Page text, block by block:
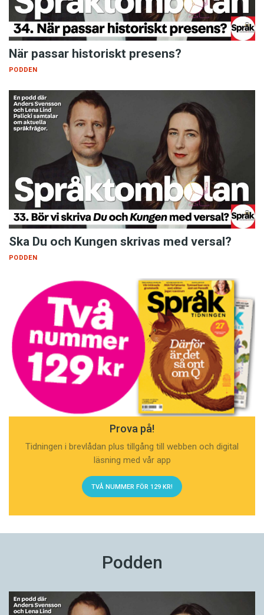
När passar historiskt presens?
PODDEN
Ska Du och Kungen skrivas med versal?
PODDEN
Prova på!
Tidningen i brevlådan plus tillgång till webben och digital
läsning med vår app
TVÅ NUMMER FÖR 129 KR!
Podden